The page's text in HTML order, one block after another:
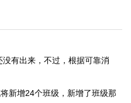
有出来，不过，根据可靠消
新增24个班级，新增了班级那